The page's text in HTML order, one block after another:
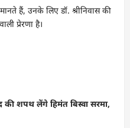
हैं, उनके लिए डॉ. श्रीनिवास की
प्रेरणा है।
शपथ लेंगे हिमंत बिस्वा सरमा,